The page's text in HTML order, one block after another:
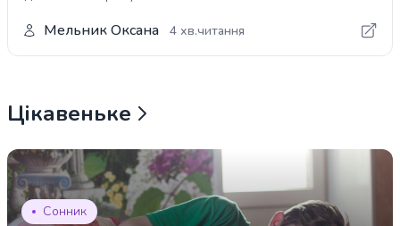
Мельник Оксана
4 хв.читання
Цікавеньке
Сонник